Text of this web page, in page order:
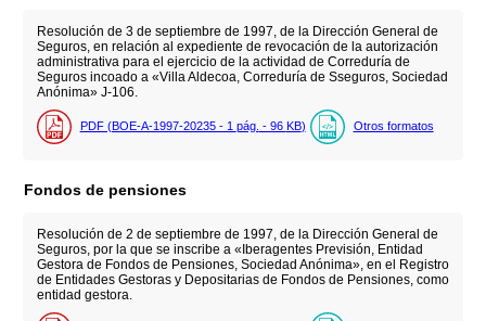
Resolución de 3 de septiembre de 1997, de la Dirección General de
Seguros, en relación al expediente de revocación de la autorización
administrativa para el ejercicio de la actividad de Correduría de
Seguros incoado a «Villa Aldecoa, Correduría de Sseguros, Sociedad
Anónima» J-106.
PDF (BOE-A-1997-20235 - 1 pág. - 96 KB) Otros formatos
Fondos de pensiones
Resolución de 2 de septiembre de 1997, de la Dirección General de
Seguros, por la que se inscribe a «Iberagentes Previsión, Entidad
Gestora de Fondos de Pensiones, Sociedad Anónima», en el Registro
de Entidades Gestoras y Depositarias de Fondos de Pensiones, como
entidad gestora.